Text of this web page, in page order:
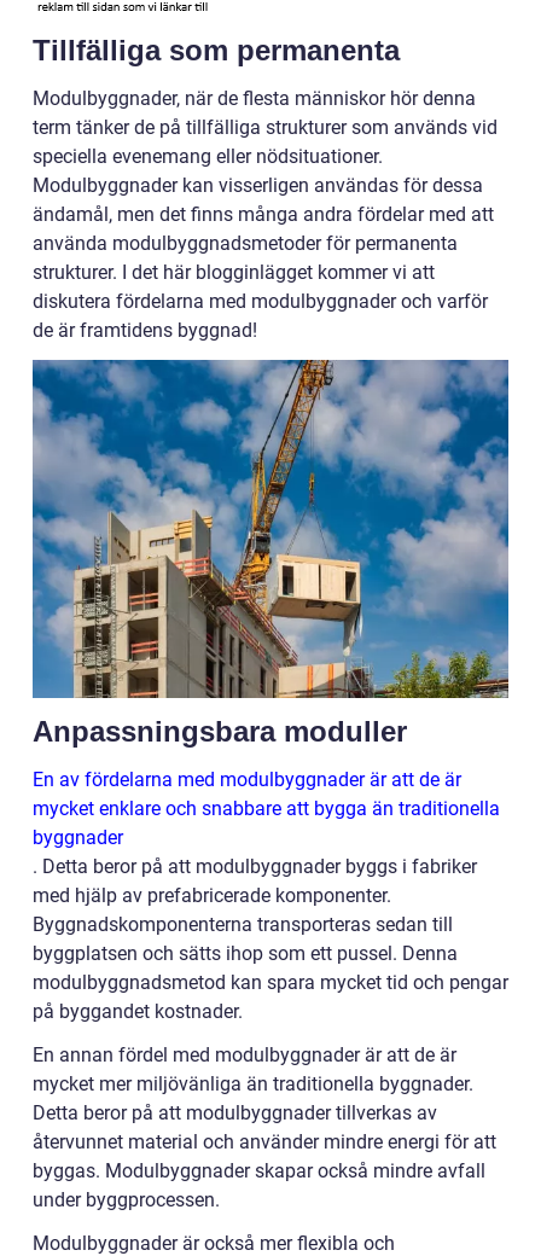
Tillfälliga som permanenta
Modulbyggnader, när de flesta människor hör denna
term tänker de på tillfälliga strukturer som används vid
speciella evenemang eller nödsituationer.
Modulbyggnader kan visserligen användas för dessa
ändamål, men det finns många andra fördelar med att
använda modulbyggnadsmetoder för permanenta
strukturer. I det här blogginlägget kommer vi att
diskutera fördelarna med modulbyggnader och varför
de är framtidens byggnad!
Anpassningsbara moduller
En av fördelarna med modulbyggnader är att de är
mycket enklare och snabbare att bygga än traditionella
byggnader
. Detta beror på att modulbyggnader byggs i fabriker
med hjälp av prefabricerade komponenter.
Byggnadskomponenterna transporteras sedan till
byggplatsen och sätts ihop som ett pussel. Denna
modulbyggnadsmetod kan spara mycket tid och pengar
på byggandet kostnader.
En annan fördel med modulbyggnader är att de är
mycket mer miljövänliga än traditionella byggnader.
Detta beror på att modulbyggnader tillverkas av
återvunnet material och använder mindre energi för att
byggas. Modulbyggnader skapar också mindre avfall
under byggprocessen.
Modulbyggnader är också mer flexibla och